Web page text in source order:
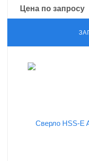
Цена по запросу